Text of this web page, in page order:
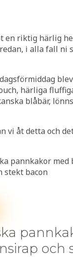
en riktig härlig
i alla fall ni
härliga
blåbär,
vi åt detta och
och